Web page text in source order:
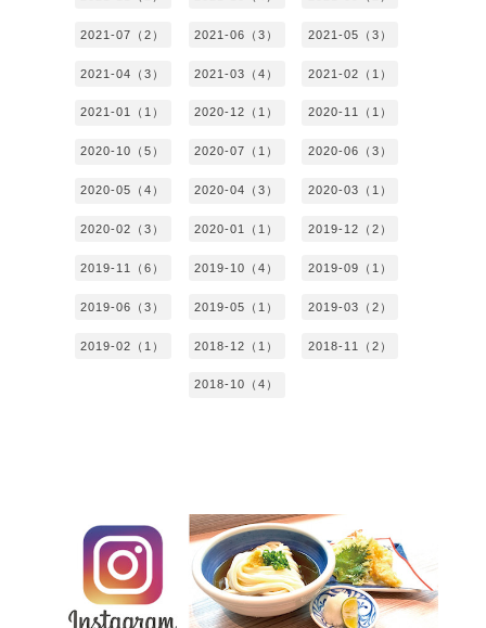
2021-07（2） 2021-06（3） 2021-05（3）
2021-04（3） 2021-03（4） 2021-02（1）
2021-01（1） 2020-12（1） 2020-11（1）
2020-10（5） 2020-07（1） 2020-06（3）
2020-05（4） 2020-04（3） 2020-03（1）
2020-02（3） 2020-01（1） 2019-12（2）
2019-11（6） 2019-10（4） 2019-09（1）
2019-06（3） 2019-05（1） 2019-03（2）
2019-02（1） 2018-12（1） 2018-11（2）
2018-10（4）